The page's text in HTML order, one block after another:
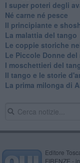
I super poteri degli
​Né carne né pesce
Il principiante e
La malattia del tango
Le coppie storiche
​Le Piccole Donne
I moschettieri del
Il tango e le storie
​La prima milonga di
Editore
FIRENZE -